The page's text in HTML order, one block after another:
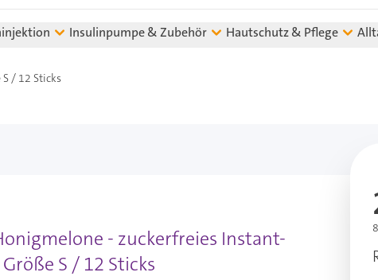
Insulinpumpe & Zubehör Hautschutz & Pflege
/ 12 Sticks
- zuckerfreies Instant-
S / 12 Sticks